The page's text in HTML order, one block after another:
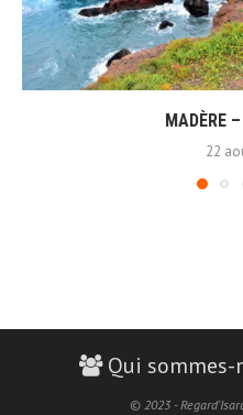
MADÈRE
22
Qui sommes-
© 2023 -